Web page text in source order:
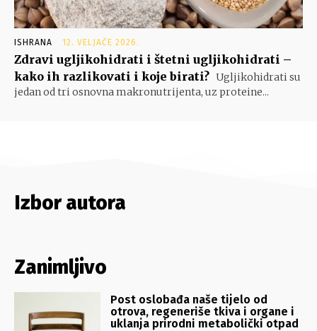
ISHRANA 12. VELJAČE 2026.
Zdravi ugljikohidrati i štetni ugljikohidrati –
kako ih razlikovati i koje birati? Ugljikohidrati su
jedan od tri osnovna makronutrijenta, uz proteine...
Izbor autora
Zanimljivo
Post oslobađa naše tijelo od
otrova, regeneriše tkiva i organe i
uklanja prirodni metabolički otpad